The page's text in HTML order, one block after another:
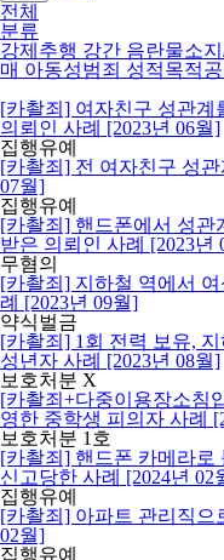
전체
분류
강제추행 강간 음란물소
매 아동성범죄 성적목적
[카촬죄] 여자친구 성관계
의뢰인 사례 [2023년 06월]
집행유예
[카촬죄] 전 여자친구 성
07월]
집행유예
[카촬죄] 핸드폰에서 성관
받은 의뢰인 사례 [2023년
무혐의
[카촬죄] 지하철 역에서
례 [2023년 09월]
약식벌금
[카촬죄] 1회 전력 보유,
성년자 사례 [2023년 08월]
보호처분 X
[카촬죄+다중이용장소침
영한 중학생 피의자 사례
보호처분 1호
[카촬죄] 핸드폰 카메라로
신고당한 사례 [2024년 02
집행유예
[카촬죄] 아파트 관리직으
02월]
집행유예